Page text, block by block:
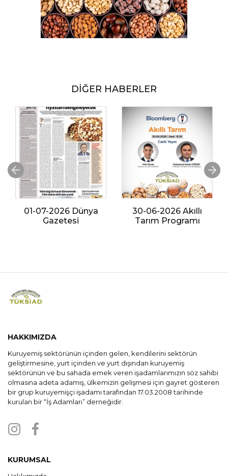
DİĞER HABERLER
01-07-2026 Dünya
Gazetesi
30-06-2026 Akıllı
Tarım Programı
HAKKIMIZDA
Kuruyemiş sektörünün içinden gelen, kendilerini sektörün
geliştirmesine, yurt içinden ve yurt dışından kuruyemiş
sektörünün ve bu sahada emek veren işadamlarımızın söz sahibi
olmasına adeta adamış, ülkemizin gelişmesi için gayret gösteren
bir grup kuruyemişçi işadamı tarafından 17.03.2008 tarihinde
kurulan bir “İş Adamları” derneğidir.
KURUMSAL